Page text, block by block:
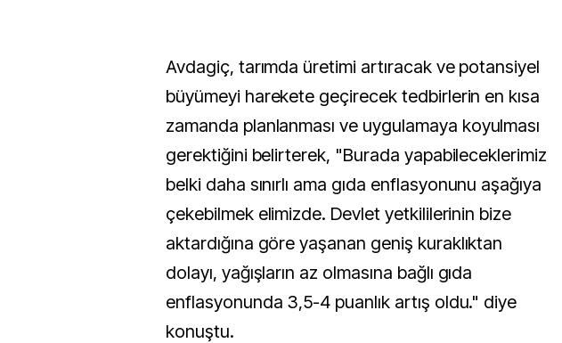
Avdagiç, tarımda üretimi artıracak ve potansiyel
büyümeyi harekete geçirecek tedbirlerin en kısa
zamanda planlanması ve uygulamaya koyulması
gerektiğini belirterek, "Burada yapabileceklerimiz
belki daha sınırlı ama gıda enflasyonunu aşağıya
çekebilmek elimizde. Devlet yetkililerinin bize
aktardığına göre yaşanan geniş kuraklıktan
dolayı, yağışların az olmasına bağlı gıda
enflasyonunda 3,5-4 puanlık artış oldu." diye
konuştu.